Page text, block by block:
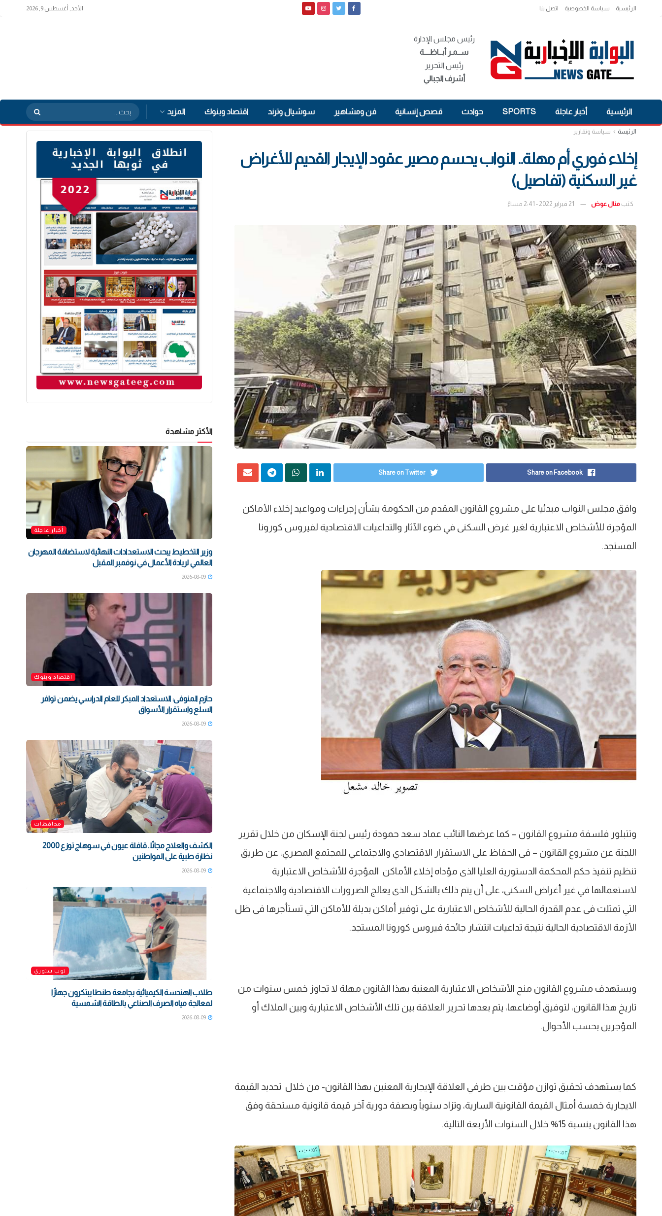
الرئيسية سياسة الخصوصية اتصل بنا الأحد, أغسطس 9, 2026
رئيس مجلس الإدارة
ســمـر أبــاظــــة
رئيس التحرير
أشرف الجبالي
الرئيسية أخبار عاجلة SPORTS حوادث قصص إنسانية فن ومشاهير سوشيال وترند اقتصاد وبنوك المزيد
الرئيسة سياسة وتقارير
إخلاء فوري أم مهلة.. النواب يحسم مصير عقود الإيجار القديم للأغراض
غير السكنية (تفاصيل)
كتب منال عوض 21 فبراير 2022 - 2:41 مساءً
Share on Facebook
Share on Twitter
وافق مجلس النواب مبدئيا على مشروع القانون المقدم من الحكومة بشأن إجراءات ومواعيد إخلاء الأماكن
المؤجرة للأشخاص الاعتبارية لغير غرض السكنى في ضوء الآثار والتداعيات الاقتصادية لفيروس كورونا
المستجد.
وتتبلور فلسفة مشروع القانون – كما عرضها النائب عماد سعد حمودة رئيس لجنة الإسكان من خلال تقرير
اللجنة عن مشروع القانون – فى الحفاظ على الاستقرار الاقتصادي والاجتماعي للمجتمع المصري، عن طريق
تنظيم تنفيذ حكم المحكمة الدستورية العليا الذى مؤداه إخلاء الأماكن المؤجرة للأشخاص الاعتبارية
لاستعمالها في غير أغراض السكنى، على أن يتم ذلك بالشكل الذى يعالج الضرورات الاقتصادية والاجتماعية
التي تمثلت فى عدم القدرة الحالية للأشخاص الاعتبارية على توفير أماكن بديلة للأماكن التي تستأجرها فى ظل
الأزمة الاقتصادية الحالية نتيجة تداعيات انتشار جائحة فيروس كورونا المستجد.
ويستهدف مشروع القانون منح الأشخاص الاعتبارية المعنية بهذا القانون مهلة لا تجاوز خمس سنوات من
تاريخ هذا القانون، لتوفيق أوضاعها، يتم بعدها تحرير العلاقة بين تلك الأشخاص الاعتبارية وبين الملاك أو
المؤجرين بحسب الأحوال.
كما يستهدف تحقيق توازن مؤقت بين طرفي العلاقة الإيجارية المعنين بهذا القانون- من خلال تحديد القيمة
الايجارية خمسة أمثال القيمة القانونية السارية، وتزاد سنوياً وبصفة دورية آخر قيمة قانونية مستحقة وفق
هذا القانون بنسبة 15% خلال السنوات الأربعة التالية.
الأكثر مشاهدة
أخبار عاجلة
وزير التخطيط يبحث الاستعدادات النهائية لاستضافة المهرجان
العالمي لريادة الأعمال في نوفمبر المقبل
2026-08-09
اقتصاد وبنوك
حازم المنوفى: الاستعداد المبكر للعام الدراسي يضمن توافر
السلع واستقرار الأسواق
2026-08-09
محافظات
الكشف والعلاج مجانًا.. قافلة عيون في سوهاج توزع 2000
نظارة طبية على المواطنين
2026-08-09
توب ستوري
طلاب الهندسة الكيميائية بجامعة طنطا يبتكرون جهازًا
لمعالجة مياه الصرف الصناعي بالطاقة الشمسية
2026-08-09